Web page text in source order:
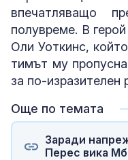
впечатляващо
полувреме. В
Оли Уоткинс,
тимът му
за по-изразителен
Още по темата
Заради
Перес вика